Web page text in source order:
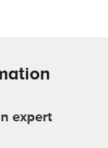
expert